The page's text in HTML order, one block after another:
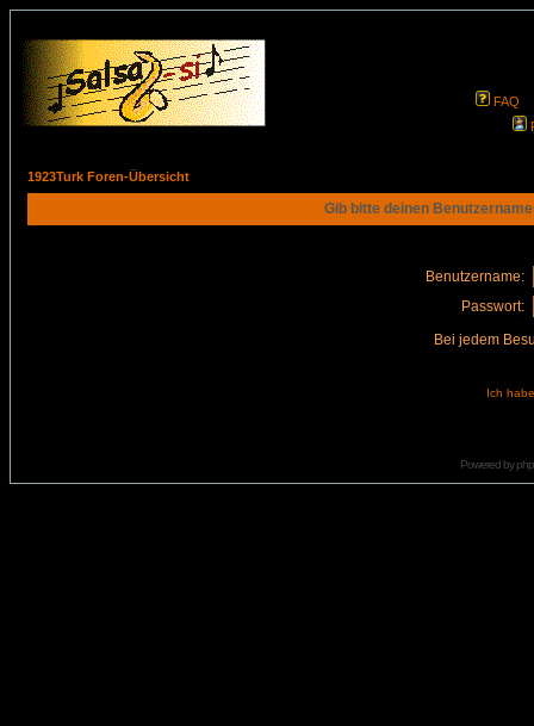
FAQ
1923Turk Foren-Übersicht
Gib bitte deinen
Benutzername:
Passwort:
Bei jedem
Ich
Powered by